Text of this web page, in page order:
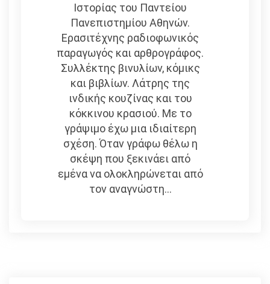
Ιστορίας του Παντείου
Πανεπιστημίου Αθηνών.
Ερασιτέχνης ραδιοφωνικός
παραγωγός και αρθρογράφος.
Συλλέκτης βινυλίων, κόμικς
και βιβλίων. Λάτρης της
ινδικής κουζίνας και του
κόκκινου κρασιού. Με το
γράψιμο έχω μια ιδιαίτερη
σχέση. Όταν γράφω θέλω η
σκέψη που ξεκινάει από
εμένα να ολοκληρώνεται από
τον αναγνώστη...